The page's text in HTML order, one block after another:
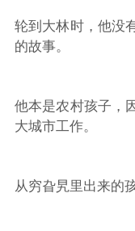
轮到大林时，他没
的故事。
他本是农村孩子，
大城市工作。
从穷旮旯里出来的